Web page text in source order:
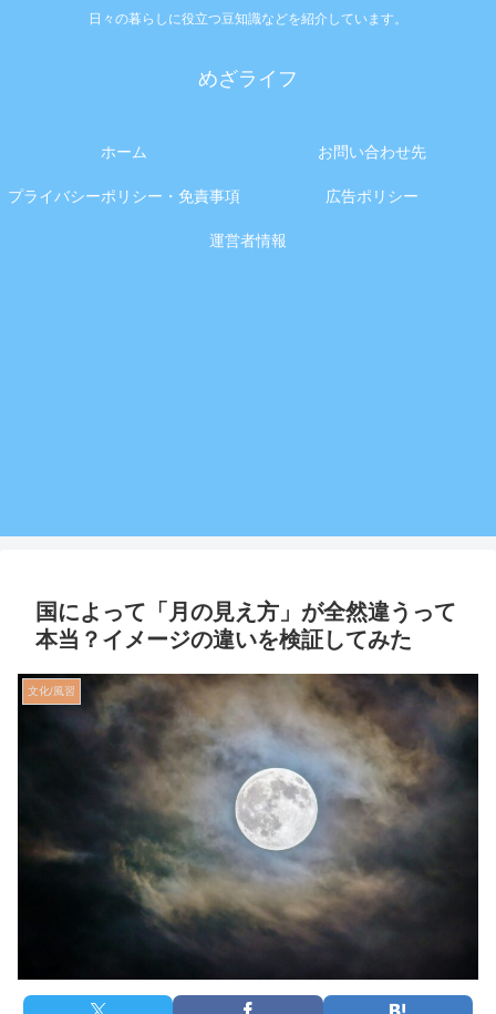
日々の暮らしに役立つ豆知識などを紹介しています。
めざライフ
ホーム お問い合わせ先
プライバシーポリシー・免責事項 広告ポリシー
運営者情報
国によって「月の見え方」が全然違うって
本当？イメージの違いを検証してみた
文化/風習